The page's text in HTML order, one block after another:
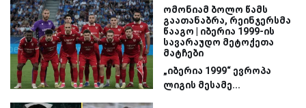
ომონიამ ბოლო წამს
გაათანაბრა, რეინჯერსმა
წააგო | იბერია 1999-ის
სავარაუდო მეტოქეთა
მატჩები
„იბერია 1999“ ევროპა
ლიგის მესამე...